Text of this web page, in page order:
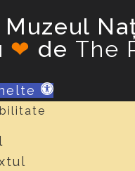
❤ de The